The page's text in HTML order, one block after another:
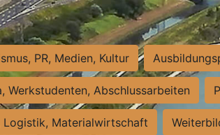
PR, Medien, Kultur
Werkstudenten, Abschlussarbeiten
Logistik, Materialwirtschaft